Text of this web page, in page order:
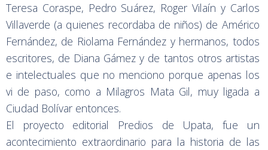
Teresa Coraspe, Pedro Suárez, Roger Vilaín y Carlos
Villaverde (a quienes recordaba de niños) de Américo
Fernández, de Riolama Fernández y hermanos, todos
escritores, de Diana Gámez y de tantos otros artistas
e intelectuales que no menciono porque apenas los
vi de paso, como a Milagros Mata Gil, muy ligada a
Ciudad Bolívar entonces.
El proyecto editorial Predios de Upata, fue un
acontecimiento extraordinario para la historia de las